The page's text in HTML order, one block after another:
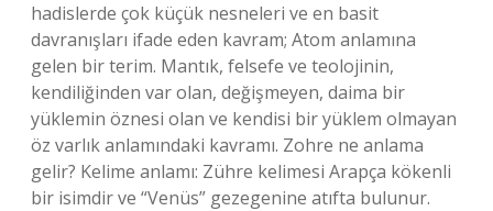
hadislerde çok küçük nesneleri ve en basit
davranışları ifade eden kavram; Atom anlamına
gelen bir terim. Mantık, felsefe ve teolojinin,
kendiliğinden var olan, değişmeyen, daima bir
yüklemin öznesi olan ve kendisi bir yüklem olmayan
öz varlık anlamındaki kavramı. Zohre ne anlama
gelir? Kelime anlamı: Zühre kelimesi Arapça kökenli
bir isimdir ve “Venüs” gezegenine atıfta bulunur.